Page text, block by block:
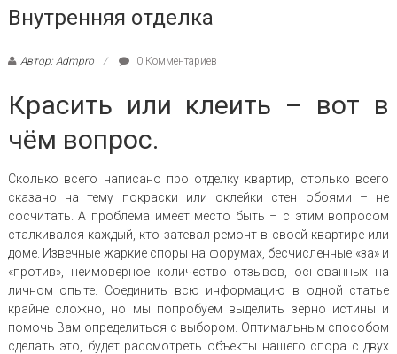
Внутренняя отделка
Автор: Admpro 0 Комментариев
Красить или клеить – вот в
чём вопрос.
Сколько всего написано про отделку квартир, столько всего
сказано на тему покраски или оклейки стен обоями – не
сосчитать. А проблема имеет место быть – с этим вопросом
сталкивался каждый, кто затевал ремонт в своей квартире или
доме. Извечные жаркие споры на форумах, бесчисленные «за» и
«против», неимоверное количество отзывов, основанных на
личном опыте. Соединить всю информацию в одной статье
крайне сложно, но мы попробуем выделить зерно истины и
помочь Вам определиться с выбором. Оптимальным способом
сделать это, будет рассмотреть объекты нашего спора с двух